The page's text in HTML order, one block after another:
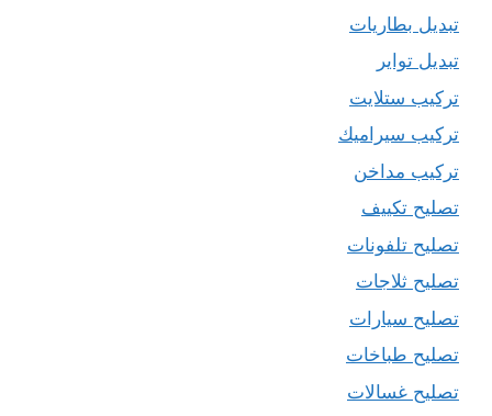
تبديل بطاريات
تبديل تواير
تركيب ستلايت
تركيب سيراميك
تركيب مداخن
تصليح تكييف
تصليح تلفونات
تصليح ثلاجات
تصليح سيارات
تصليح طباخات
تصليح غسالات